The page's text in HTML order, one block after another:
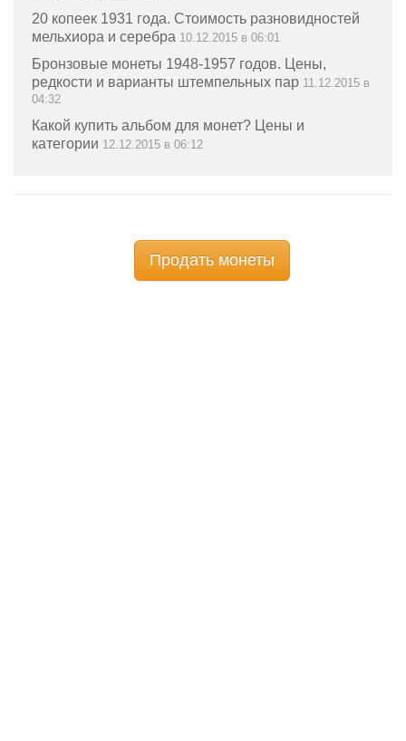
20 копеек 1931 года. Стоимость разновидностей
мельхиора и серебра 10.12.2015 в 06:01
Бронзовые монеты 1948-1957 годов. Цены,
редкости и варианты штемпельных пар 11.12.2015 в
04:32
Какой купить альбом для монет? Цены и
категории 12.12.2015 в 06:12
Продать монеты